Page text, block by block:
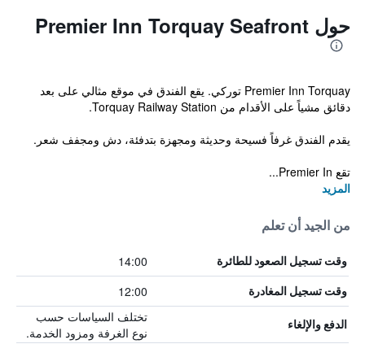
حول Premier Inn Torquay Seafront
Premier Inn Torquay توركي. يقع الفندق في موقع مثالي على بعد
دقائق مشياً على الأقدام من Torquay Railway Station.
يقدم الفندق غرفاً فسيحة وحديثة ومجهزة بتدفئة، دش ومجفف شعر.
تقع Premier In...
المزيد
من الجيد أن تعلم
وقت تسجيل الصعود للطائرة 14:00
وقت تسجيل المغادرة 12:00
الدفع والإلغاء
تختلف السياسات حسب
نوع الغرفة ومزود الخدمة.